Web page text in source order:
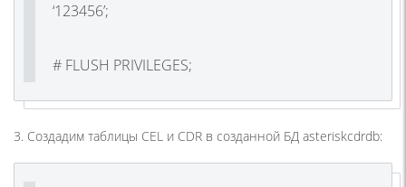
‘123456’;
# FLUSH PRIVILEGES;
3. Создадим таблицы CEL и CDR в созданной БД asteriskcdrdb: